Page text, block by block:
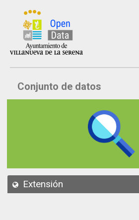
Inicio
Datos
API
Conjunto de datos
Extensión